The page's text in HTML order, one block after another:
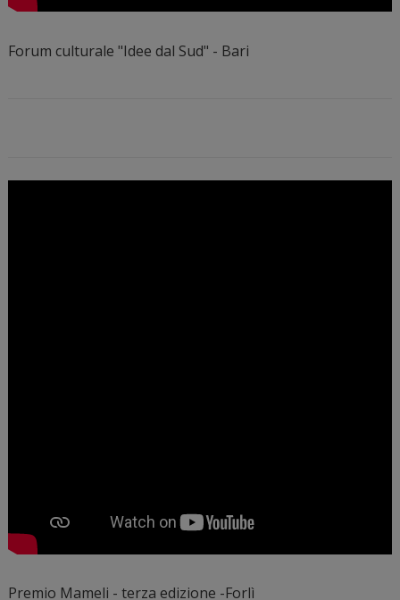
Forum culturale "Idee dal Sud" - Bari
Premio Mameli - terza edizione -Forlì